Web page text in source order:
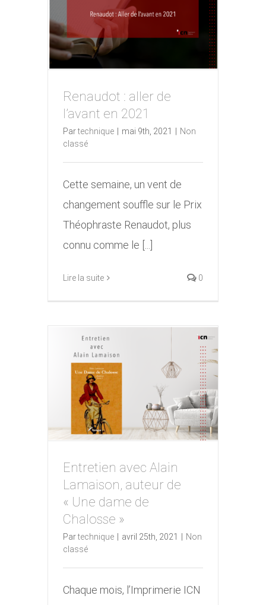
Renaudot : aller de l’avant
en 2021
Renaudot : aller de
l’avant en 2021
Partechnique mai 9th, 2021
Non
classé
Cette semaine, un vent de
changement souffle sur le Prix
Théophraste Renaudot, plus
connu comme le [...]
Lire la suite 0
Entretien avec Alain
Lamaison, auteur de « Une
dame de Chalosse »
Entretien avec Alain
Lamaison, auteur de
« Une dame de
Chalosse »
Partechnique avril 25th, 2021
Non
classé
Chaque mois, l’Imprimerie ICN